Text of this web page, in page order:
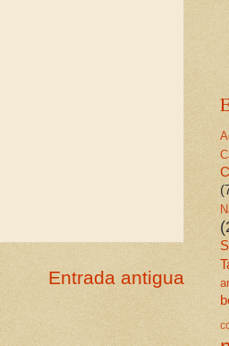
Entrada antigua